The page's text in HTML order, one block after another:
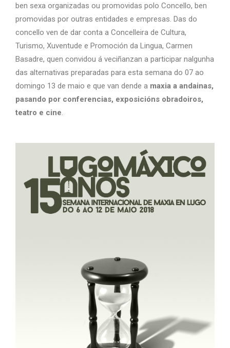
ben sexa organizadas ou promovidas polo Concello, ben
promovidas por outras entidades e empresas. Das do
concello ven de dar conta a Concelleira de Cultura,
Turismo, Xuventude e Promoción da Lingua, Carmen
Basadre, quen convidou á veciñanzan a participar nalgunha
das alternativas preparadas para esta semana do 07 ao
domingo 13 de maio e que van dende a maxia a andainas,
pasando por conferencias, exposicións obradoiros,
teatro e cine.